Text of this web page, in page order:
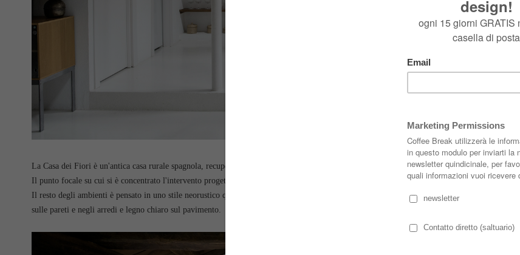
La Casa dei Fiori è un'antica casa rurale spagnola, recuperata in maniera semplice ed elegante dall'interior designer Curra Ríos.
Il punto focale su cui si è concentrato l'intervento progettuale è stato il recupero dell'antico tetto in legno, riportato a nuova luce.
Il resto degli ambienti è pensato in uno stile neorustico quasi austero, grazie alla presenza importante del tetto in legno scuro, con molto bianco
sulle pareti e negli arredi e legno chiaro sul pavimento.